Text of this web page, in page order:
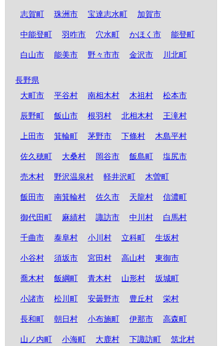
志賀町 珠洲市 宝達志水町 加賀市
中能登町 羽咋市 穴水町 かほく市 能登町
白山市 能美市 野々市市 金沢市 川北町
長野県
大町市
平谷村 南相木村 木祖村 松本市
辰野町 飯山市 根羽村 北相木村 王滝村
上田市 箕輪町 茅野市 下條村 木島平村
佐久穂町 大桑村 岡谷市 飯島町 塩尻市
売木村 野沢温泉村 軽井沢町 木曽町
飯田市 南箕輪村 佐久市 天龍村 信濃町
御代田町 麻績村 諏訪市 中川村 白馬村
千曲市 泰阜村 小川村 立科町 生坂村
小谷村 須坂市 宮田村 高山村 東御市
喬木村 飯綱町 青木村 山形村 坂城町
小諸市 松川町 安曇野市 豊丘村 栄村
長和町 朝日村 小布施町 伊那市 高森町
山ノ内町 小海町 大鹿村 下諏訪町 筑北村